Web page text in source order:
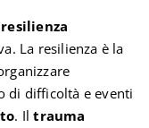
resilienza
La resilienza è la
di difficoltà e eventi
. Iltrauma